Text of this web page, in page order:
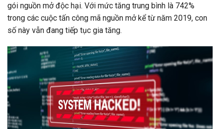
gói nguồn mở độc hại. Với mức tăng trung bình là 742%
trong các cuộc tấn công mã nguồn mở kể từ năm 2019, con
số này vẫn đang tiếp tục gia tăng.